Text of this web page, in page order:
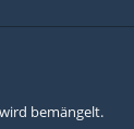
bemängelt.